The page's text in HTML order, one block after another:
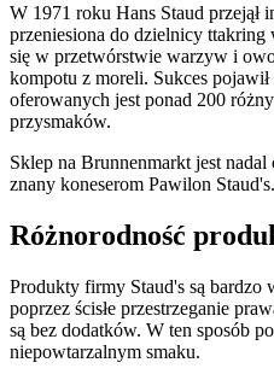
W 1971 roku Hans Staud przejął
przeniesiona do dzielnicy ttakring
się w przetwórstwie warzyw i
kompotu z moreli. Sukces
oferowanych jest ponad 200
przysmaków.
Sklep na Brunnenmarkt jest
znany koneserom Pawilon Staud's.
Różnorodność
Produkty firmy Staud's są bardzo
poprzez ścisłe przestrzeganie
są bez dodatków. W ten sposób
niepowtarzalnym smaku.